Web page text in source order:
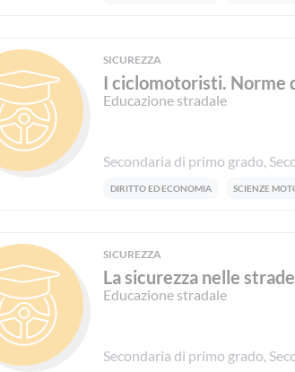
SICUREZZA
I ciclomotoristi. Norme
Educazione stradale
Secondaria di primo grado,
DIRITTO ED ECONOMIA SCIENZE
SICUREZZA
La sicurezza nelle strade
Educazione stradale
Secondaria di primo grado,